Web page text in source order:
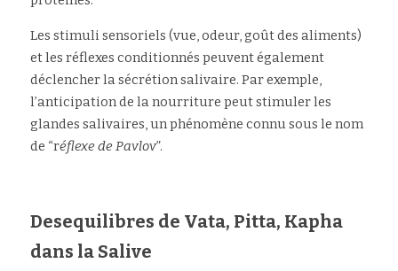
Les stimuli sensoriels (vue, odeur, goût des aliments)
et les réflexes conditionnés peuvent également
déclencher la sécrétion salivaire. Par exemple,
l’anticipation de la nourriture peut stimuler les
glandes salivaires, un phénomène connu sous le nom
de “réflexe de Pavlov”.
Desequilibres de Vata, Pitta, Kapha
dans la Salive